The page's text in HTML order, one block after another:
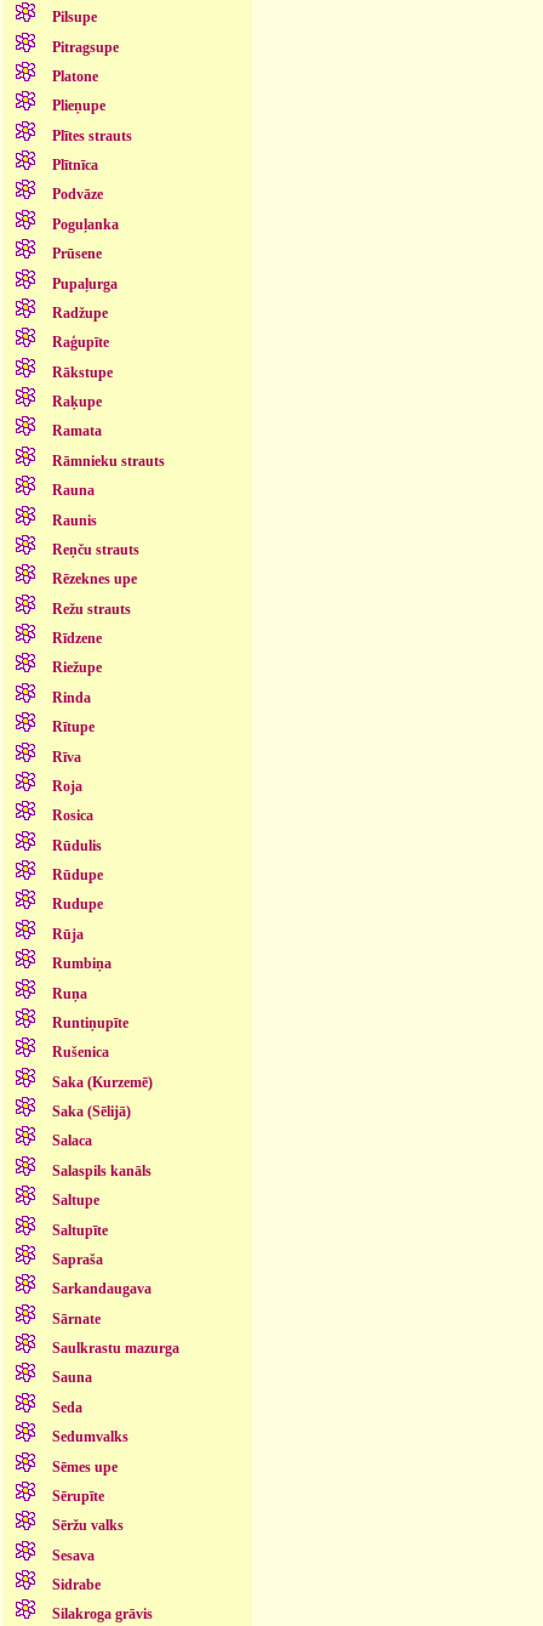
Pilsupe
Pitragsupe
Platone
Plieņupe
Plītes strauts
Plītnīca
Podvāze
Poguļanka
Prūsene
Pupaļurga
Radžupe
Raģupīte
Rākstupe
Raķupe
Ramata
Rāmnieku strauts
Rauna
Raunis
Reņču strauts
Rēzeknes upe
Režu strauts
Rīdzene
Riežupe
Rinda
Rītupe
Rīva
Roja
Rosica
Rūdulis
Rūdupe
Rudupe
Rūja
Rumbiņa
Ruņa
Runtiņupīte
Rušenica
Saka (Kurzemē)
Saka (Sēlijā)
Salaca
Salaspils kanāls
Saltupe
Saltupīte
Sapraša
Sarkandaugava
Sārnate
Saulkrastu mazurga
Sauna
Seda
Sedumvalks
Sēmes upe
Sērupīte
Sēržu valks
Sesava
Sidrabe
Silakroga grāvis